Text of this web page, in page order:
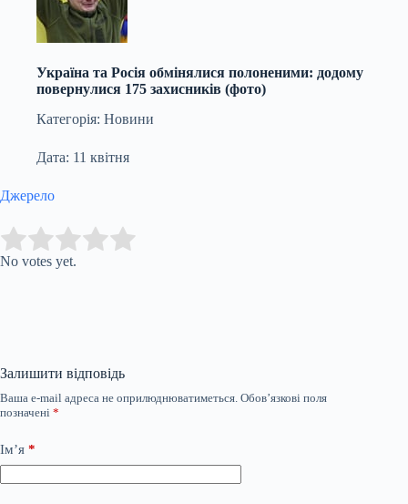
Україна та Росія обмінялися полоненими: додому
повернулися 175 захисників (фото)
Категорія: Новини
Дата: 11 квітня
Джерело
Rate this item:
No votes yet.
Залишити відповідь
Ваша e-mail адреса не оприлюднюватиметься. Обов’язкові поля
позначені *
Ім’я *